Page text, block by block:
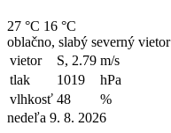
27 °C 16 °C
oblačno, slabý severný vietor
vietor
S, 2.79 m/s
tlak
1019
hPa
vlhkosť 48
%
nedeľa 9. 8. 2026